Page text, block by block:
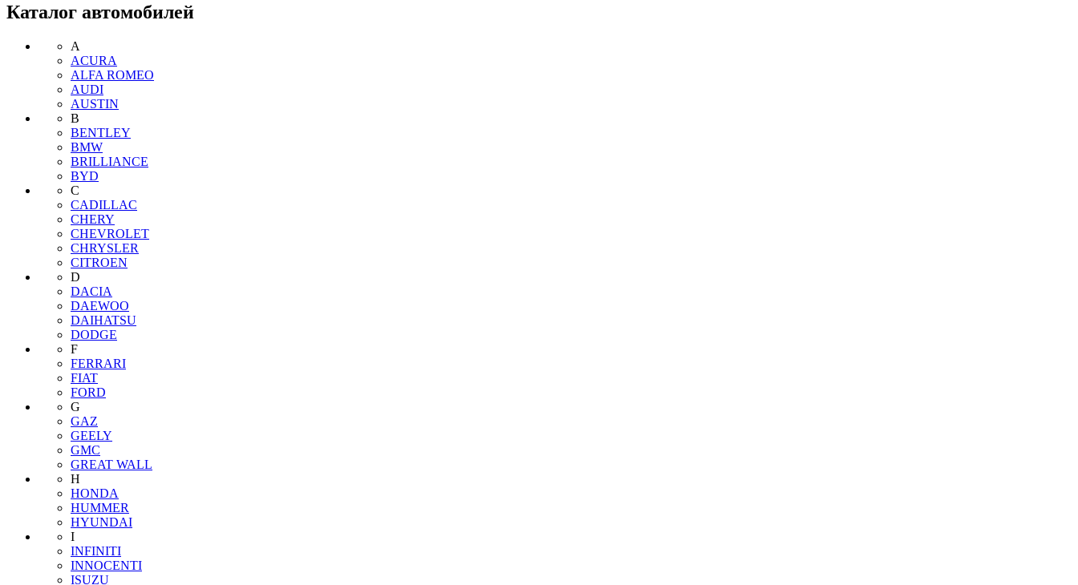
Каталог автомобилей
A
ACURA
ALFA ROMEO
AUDI
AUSTIN
B
BENTLEY
BMW
BRILLIANCE
BYD
C
CADILLAC
CHERY
CHEVROLET
CHRYSLER
CITROEN
D
DACIA
DAEWOO
DAIHATSU
DODGE
F
FERRARI
FIAT
FORD
G
GAZ
GEELY
GMC
GREAT WALL
H
HONDA
HUMMER
HYUNDAI
I
INFINITI
INNOCENTI
ISUZU